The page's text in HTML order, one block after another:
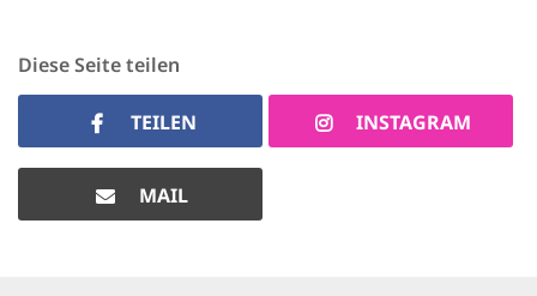
Diese Seite teilen
TEILEN INSTAGRAM
MAIL